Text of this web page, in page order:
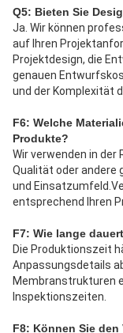
Q5: Bieten Sie
Ja. Wir können
auf Ihren
Projektdesign, die
genauen
und der Komplexität
F6: Welche
Produkte?
Wir verwenden in der
Qualität oder andere
und
entsprechend Ihren
F7: Wie lange
Die Produktionszeit
Anpassungsdetails
Membranstrukturen
Inspektionszeiten.
F8: Können Sie